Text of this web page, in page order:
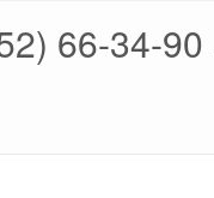
66-34-90